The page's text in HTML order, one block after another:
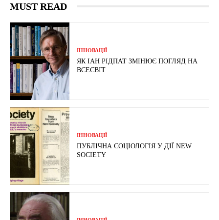
MUST READ
ІННОВАЦІЇ
ЯК ІАН РІДПАТ ЗМІНЮЄ ПОГЛЯД НА
ВСЕСВІТ
ІННОВАЦІЇ
ПУБЛІЧНА СОЦІОЛОГІЯ У ДІЇ NEW
SOCIETY